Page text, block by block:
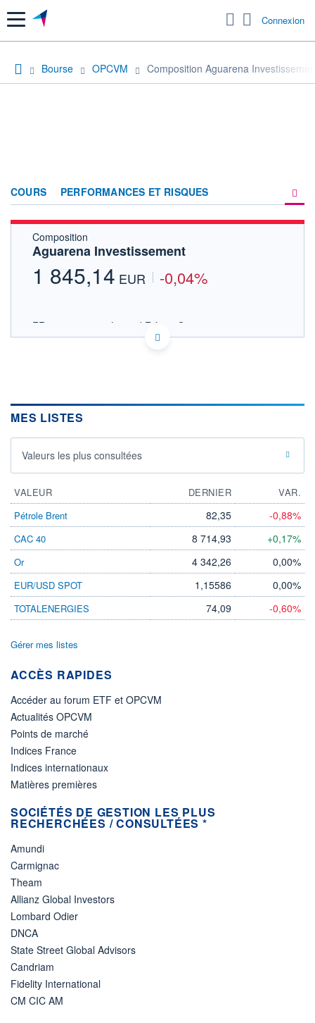
Menu Connexion
Bourse OPCVM Composition Aguarena
COURS PERFORMANCES ET RISQUES
FORUM
Composition
Aguarena Investissement
1 845,14 EUR -0,04%
FR0011057371 - Lazard Frères Gestion
OPCVM DERNIER COURS CONNU AU 05/08/2026
1 600
1 800
CATÉGORIE MORNINGSTAR
Allocation EUR Flexible -
International
FONDS PARTENAIRES
TARIFS PRIVILÉGIÉS 0%
ÉLIGIBILITÉ
PEA PEA-PME
BOURSOVIE
CTO BUSINESS
Non éligible Boursobank
ACTIF NET (EUR)
NOTATION MORNINGSTAR ⁽¹⁾
RISQUE DU FONDS (SRI)
3/7
MES LISTES
Valeurs les plus consultées
VALEUR DERNIER
VAR.
Pétrole Brent
82,35 -0,88%
CAC 40 8 714,93 +0,17%
Or 4 342,26 0,00%
EUR/USD SPOT 1,15586 0,00%
TOTALENERGIES 74,09 -0,60%
Gérer mes listes
ACCÈS RAPIDES
Accéder au forum ETF et OPCVM
Actualités OPCVM
Points de marché
Indices France
Indices internationaux
Matières premières
SOCIÉTÉS DE GESTION LES PLUS
RECHERCHÉES / CONSULTÉES *
Amundi
Carmignac
Theam
Allianz Global Investors
Lombard Odier
DNCA
State Street Global Advisors
Candriam
Fidelity International
CM CIC AM